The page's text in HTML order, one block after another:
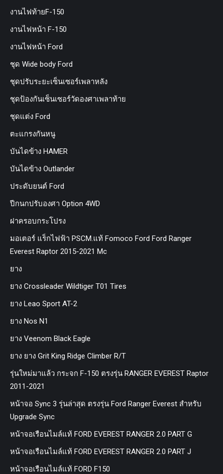
งานไฟท้ายF-150
งานไฟหน้า F-150
งานไฟหน้า Ford
ชุด Wide body Ford
ชุดปรับระยะเซ็นเซอร์เพลาหลัง
ชุดป้องกันเซ็นเซอร์วัดองศาเพลาท้าย
ชุดแต่ง Ford
ตะแกรงกันหนู
บันไดข้าง HAMER
บันไดข้าง Outlander
ประดับยนต์ Ford
ปีกนกปรับองศา Option 4WD
ฝาครอบกระโปรง
มอเตอร์ แร็กไฟฟ้า PSCM.แท้ Fomoco Ford Ford Ranger
Everest Raptor 2015-2021 Mc
ยาง
ยาง Crossleader Wildtiger T01 Tires
ยาง Leao Sport AT-2
ยาง Nos N1
ยาง Veenom Black Eagle
ยาง ยาง Grit King Ridge Climber R/T
รุ่นใหม่มาแล้ว กระจก F-150 ตรงรุ่น RANGER EVEREST Raptor
2011-2021
หน้าจอ Sync 3 รุ่นล่าสุด ตรงรุ่น Ford Ranger Everest สำหรับ
Upgrade Sync
หน้าจอเรือนไมล์แท้ FORD EVEREST RANGER 2.0 PART G
หน้าจอเรือนไมล์แท้ FORD EVEREST RANGER 2.0 PART J
หน้าจอเรือนไมล์แท้ FORD F150